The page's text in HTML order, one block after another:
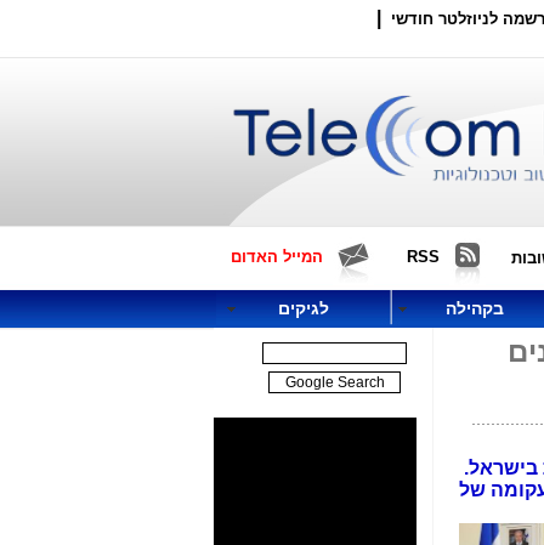
לניוזלטר חודשי
RSS המייל האדום
בקהילה לגיקים
בישראל.
של